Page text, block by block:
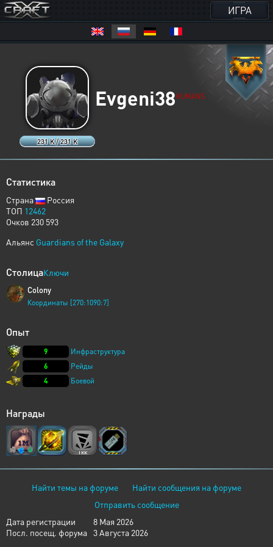
ИГРА
231 K / 231 K
Evgeni38HUMANS
Статистика
Страна
Россия
ТОП 12462
Очков 230 593
Альянс Guardians of the Galaxy
СтолицаКлючи
Colony
Координаты [270:1090:7]
Опыт
9
Инфраструктура
6
Рейды
4
Боевой
Награды
Найти темы на форуме
Найти сообщения на форуме
Отправить сообщение
Дата регистрации
8 Мая 2026
Посл. посещ. форума 3 Августа 2026